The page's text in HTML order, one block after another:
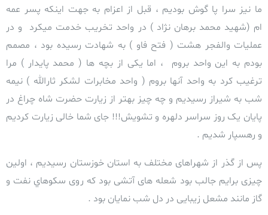
ما نیز سرا پا گوش بودیم ، قبل از اعزام به جهت اینکه پسر عمه
ام (شهید محمد برهان نژاد ) در واحد تخریب خدمت میکرد و در
عملیات والفجر هشت ( فتح فاو ) به شهادت رسیده بود ، مصمم
بودم به این واحد بروم ، اما یکی از بچه ها ( محمد پایدار ) مرا
ترغیب کرد به واحد آنها بروم ( واحد مخابرات لشکر ثارالله ) نیمه
شب به شیراز رسیدیم و چه چیز بهتر از زیارت حضرت شاه چراغ در
پایان یک روز سراسر دلهره و تشویش!!! جای شما خالی زیارت کردیم
و رهسپار شدیم .
پس از گذر از شهراهای مختلف به استان خوزستان رسیدیم ، اولین
چیزی برایم جالب بود شعله های آتشی بود که روی سکوهاي نفت و
گاز مانند مشعل زیبايی در دل شب نمایان بود .